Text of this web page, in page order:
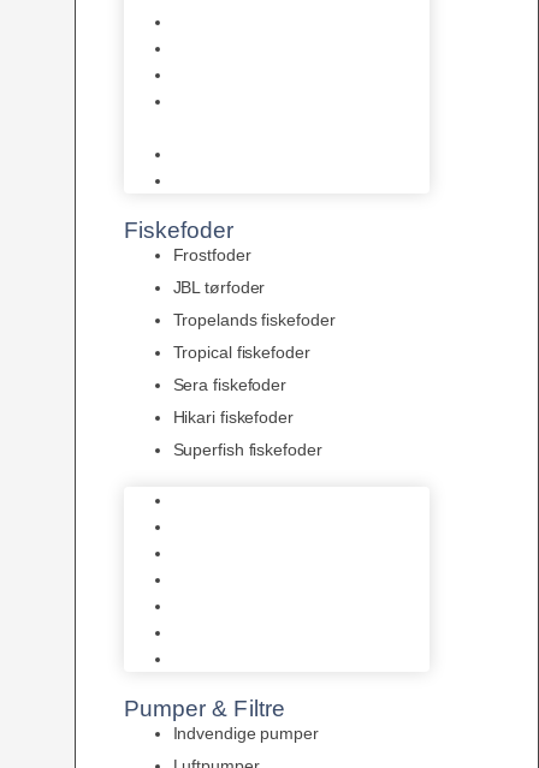
Fiskefoder
Frostfoder
JBL tørfoder
Tropelands fiskefoder
Tropical fiskefoder
Sera fiskefoder
Hikari fiskefoder
Superfish fiskefoder
Pumper & Filtre
Indvendige pumper